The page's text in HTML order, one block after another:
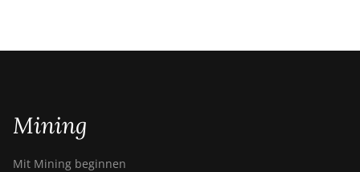
Mining
Mit Mining beginnen